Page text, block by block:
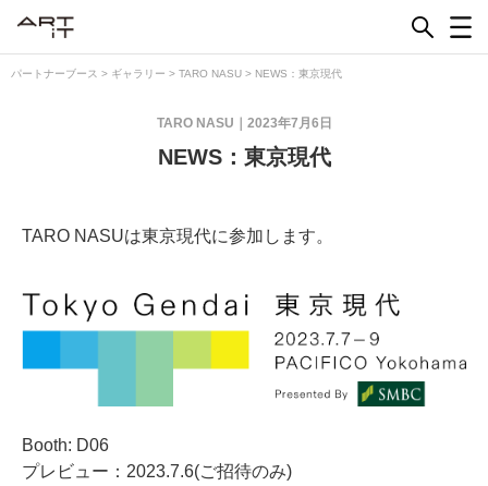
パートナーブース > ギャラリー > TARO NASU > NEWS：東京現代
2023年7月6日
TARO NASU
NEWS：東京現代
TARO NASUは東京現代に参加します。
Booth: D06
プレビュー： 2023.7.6(ご招待のみ)